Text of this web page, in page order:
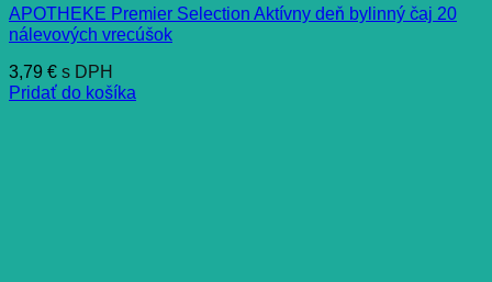
APOTHEKE Premier Selection Aktívny deň bylinný čaj 20
nálevových vrecúšok
3,79 € s DPH
Pridať do košíka